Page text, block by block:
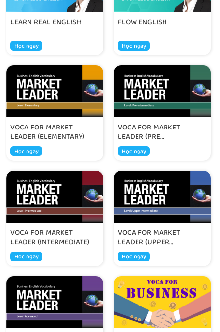
LEARN REAL ENGLISH
Học ngay
FLOW ENGLISH
Học ngay
VOCA FOR MARKET
LEADER (ELEMENTARY)
Học ngay
VOCA FOR MARKET
LEADER (PRE
INTERMEDIATE)
Học ngay
VOCA FOR MARKET
LEADER (INTERMEDIATE)
Học ngay
VOCA FOR MARKET
LEADER (UPPER
INTERMEDIATE)
Học ngay